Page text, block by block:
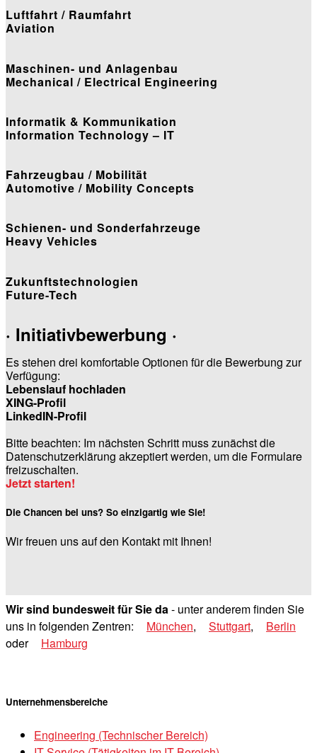
Luftfahrt / Raumfahrt
Aviation
Maschinen- und Anlagenbau
Mechanical / Electrical Engineering
Informatik & Kommunikation
Information Technology – IT
Fahrzeugbau / Mobilität
Automotive / Mobility Concepts
Schienen- und Sonderfahrzeuge
Heavy Vehicles
Zukunftstechnologien
Future-Tech
· Initiativbewerbung ·
Es stehen drei komfortable Optionen für die Bewerbung zur
Verfügung:
Lebenslauf hochladen
XING-Profil
LinkedIN-Profil
Bitte beachten: Im nächsten Schritt muss zunächst die
Datenschutzerklärung akzeptiert werden, um die Formulare
freizuschalten.
Jetzt starten!
Die Chancen bei uns? So einzigartig wie Sie!
Wir freuen uns auf den Kontakt mit Ihnen!
Wir sind bundesweit für Sie da- unter anderem finden Sie
uns in folgenden Zentren:
München, Stuttgart,
Berlin
oder
Hamburg
Unternehmensbereiche
Engineering (Technischer Bereich)